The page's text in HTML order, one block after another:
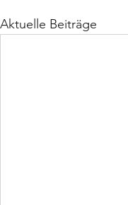
Aktuelle Beiträge